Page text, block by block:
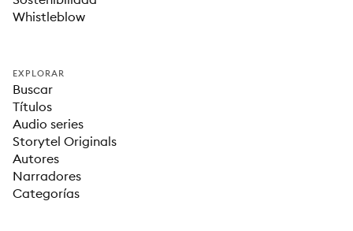
Whistleblow
EXPLORAR
Buscar
Títulos
Audio series
Storytel Originals
Autores
Narradores
Categorías